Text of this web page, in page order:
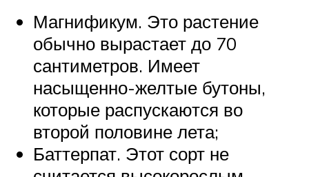
Магнификум. Это растение
обычно вырастает до 70
сантиметров. Имеет
насыщенно-желтые бутоны,
которые распускаются во
второй половине лета;
Баттерпат. Этот сорт не